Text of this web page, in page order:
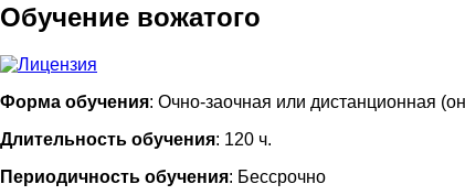
Обучение вожатого
Форма обучения: Очно-заочная или дистанционная
Длительность обучения: 120 ч.
Периодичность обучения: Бессрочно